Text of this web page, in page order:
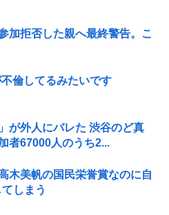
加拒否した親へ最終警告。こ
倫してるみたいです
が外人にバレた 渋谷のど真
者67000人のうち2...
木美帆の国民栄誉賞なのに自
しまう